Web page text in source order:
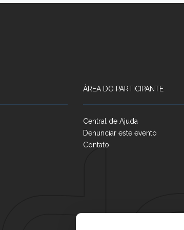
ÁREA DO PARTICIPANTE
Central de Ajuda
Denunciar este evento
Contato